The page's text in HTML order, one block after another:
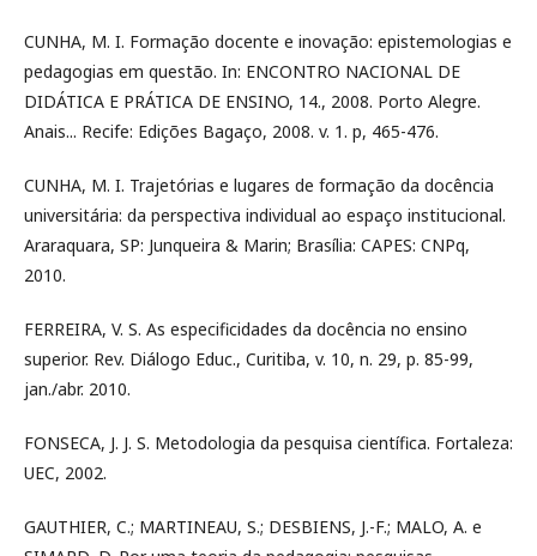
CUNHA, M. I. Formação docente e inovação: epistemologias e
pedagogias em questão. In: ENCONTRO NACIONAL DE
DIDÁTICA E PRÁTICA DE ENSINO, 14., 2008. Porto Alegre.
Anais... Recife: Edições Bagaço, 2008. v. 1. p, 465-476.
CUNHA, M. I. Trajetórias e lugares de formação da docência
universitária: da perspectiva individual ao espaço institucional.
Araraquara, SP: Junqueira & Marin; Brasília: CAPES: CNPq,
2010.
FERREIRA, V. S. As especificidades da docência no ensino
superior. Rev. Diálogo Educ., Curitiba, v. 10, n. 29, p. 85-99,
jan./abr. 2010.
FONSECA, J. J. S. Metodologia da pesquisa científica. Fortaleza:
UEC, 2002.
GAUTHIER, C.; MARTINEAU, S.; DESBIENS, J.-F.; MALO, A. e